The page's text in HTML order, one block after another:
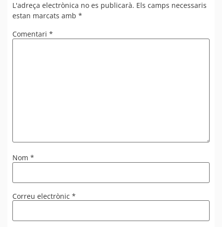
L'adreça electrònica no es publicarà. Els camps necessaris
estan marcats amb *
Comentari *
Nom *
Correu electrònic *